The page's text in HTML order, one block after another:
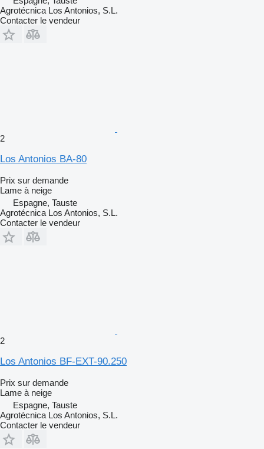
Agrotécnica Los Antonios, S.L.
Contacter le vendeur
2
Los Antonios BA-80
Prix sur demande
Lame à neige
Espagne, Tauste
Agrotécnica Los Antonios, S.L.
Contacter le vendeur
2
Los Antonios BF-EXT-90.250
Prix sur demande
Lame à neige
Espagne, Tauste
Agrotécnica Los Antonios, S.L.
Contacter le vendeur